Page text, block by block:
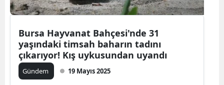
Bursa Hayvanat Bahçesi'nde 31
yaşındaki timsah baharın tadını
çıkarıyor! Kış uykusundan uyandı
Gündem 19 Mayıs 2025